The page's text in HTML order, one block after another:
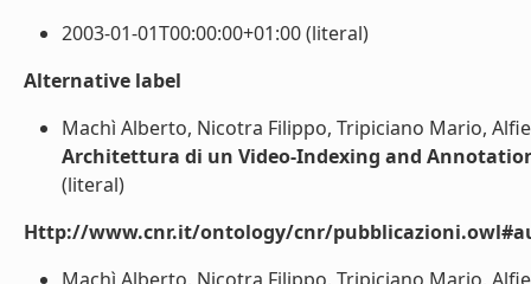
2003-01-01T00:00:00+01:00 (literal)
Alternative label
Machì Alberto, Nicotra Filippo, Tripiciano Mario,
Architettura di un Video-Indexing and
(literal)
Http://www.cnr.it/ontology/cnr/